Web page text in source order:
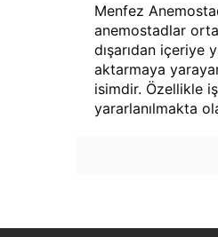
Menfez
anemostadlar
dışarıdan içeriye
aktarmaya
isimdir. Özellikle
yararlanılmakta